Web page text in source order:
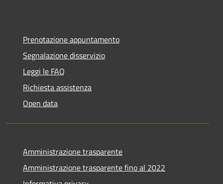
Prenotazione appuntamento
Segnalazione disservizio
Leggi le FAQ
Richiesta assistenza
Open data
Amministrazione trasparente
Amministrazione trasparente fino al 2022